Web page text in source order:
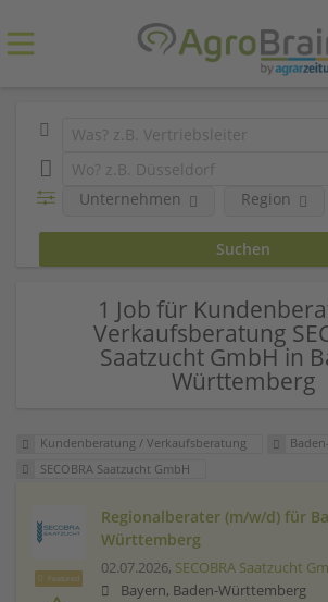
Unternehmen Region
1 Job für
Verkaufsberatung
Saatzucht GmbH in
Württemberg
Kundenberatung / Verkaufsberatung
SECOBRA Saatzucht GmbH
Featured
Regionalberater (m/w/d) für
Württemberg
02.07.2026, SECOBRA Saatzucht
Bayern, Baden-Württemberg